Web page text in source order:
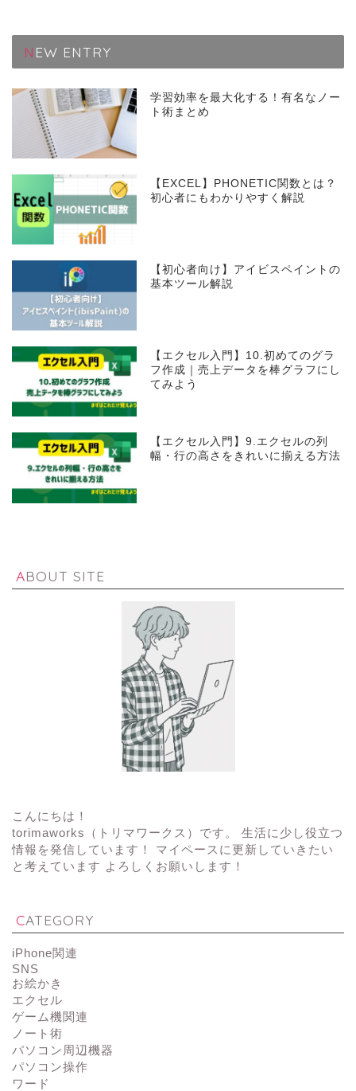
NEW ENTRY
学習効率を最大化する！有名なノー
ト術まとめ
【EXCEL】PHONETIC関数とは？
初心者にもわかりやすく解説
【初心者向け】アイビスペイントの
基本ツール解説
【エクセル入門】10.初めてのグラ
フ作成｜売上データを棒グラフにし
てみよう
【エクセル入門】9.エクセルの列
幅・行の高さをきれいに揃える方法
ABOUT SITE
こんにちは！
torimaworks（トリマワークス）です。 生活に少し役立つ
情報を発信しています！ マイペースに更新していきたい
と考えています よろしくお願いします！
CATEGORY
iPhone関連
SNS
お絵かき
エクセル
ゲーム機関連
ノート術
パソコン周辺機器
パソコン操作
ワード